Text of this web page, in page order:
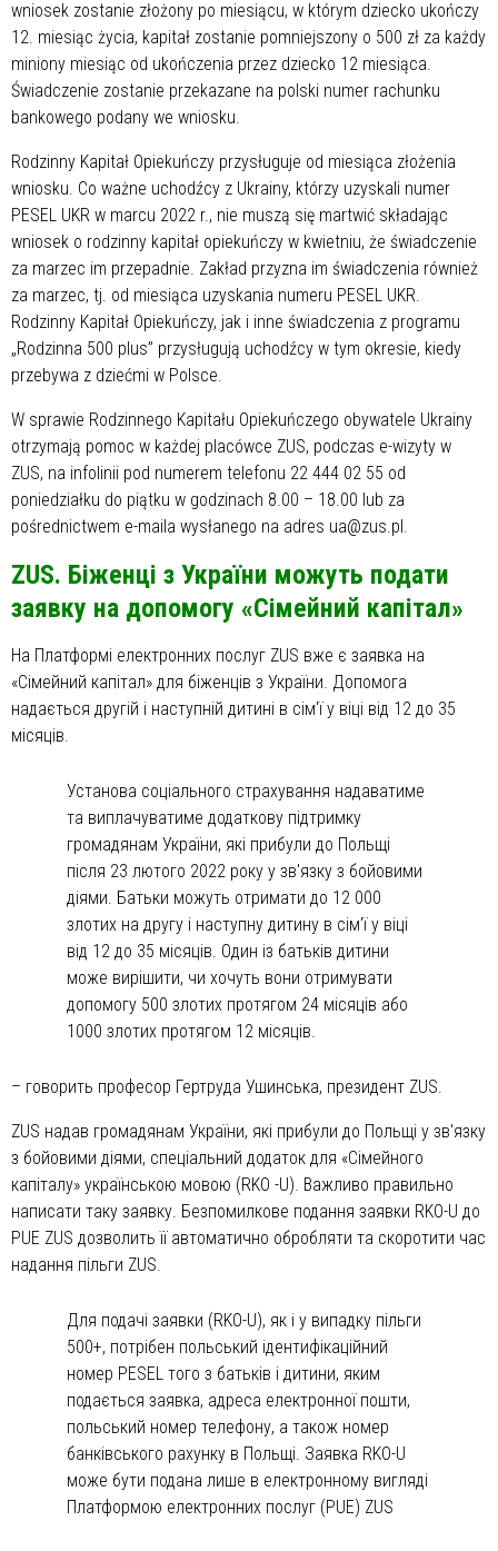
wniosek zostanie złożony po miesiącu, w którym dziecko ukończy
12. miesiąc życia, kapitał zostanie pomniejszony o 500 zł za każdy
miniony miesiąc od ukończenia przez dziecko 12 miesiąca.
Świadczenie zostanie przekazane na polski numer rachunku
bankowego podany we wniosku.
Rodzinny Kapitał Opiekuńczy przysługuje od miesiąca złożenia
wniosku. Co ważne uchodźcy z Ukrainy, którzy uzyskali numer
PESEL UKR w marcu 2022 r., nie muszą się martwić składając
wniosek o rodzinny kapitał opiekuńczy w kwietniu, że świadczenie
za marzec im przepadnie. Zakład przyzna im świadczenia również
za marzec, tj. od miesiąca uzyskania numeru PESEL UKR.
Rodzinny Kapitał Opiekuńczy, jak i inne świadczenia z programu
„Rodzinna 500 plus” przysługują uchodźcy w tym okresie, kiedy
przebywa z dziećmi w Polsce.
W sprawie Rodzinnego Kapitału Opiekuńczego obywatele Ukrainy
otrzymają pomoc w każdej placówce ZUS, podczas e-wizyty w
ZUS, na infolinii pod numerem telefonu 22 444 02 55 od
poniedziałku do piątku w godzinach 8.00 – 18.00 lub za
pośrednictwem e-maila wysłanego na adres ua@zus.pl.
ZUS. Біженці з України можуть подати
заявку на допомогу «Сімейний капітал»
На Платформі електронних послуг ZUS вже є заявка на
«Сімейний капітал» для біженців з України. Допомога
надається другій і наступній дитині в сім'ї у віці від 12 до 35
місяців.
Установа соціального страхування надаватиме
та виплачуватиме додаткову підтримку
громадянам України, які прибули до Польщі
після 23 лютого 2022 року у зв'язку з бойовими
діями. Батьки можуть отримати до 12 000
злотих на другу і наступну дитину в сім'ї у віці
від 12 до 35 місяців. Один із батьків дитини
може вирішити, чи хочуть вони отримувати
допомогу 500 злотих протягом 24 місяців або
1000 злотих протягом 12 місяців.
– говорить професор Гертруда Ушинська, президент ZUS.
ZUS надав громадянам України, які прибули до Польщі у зв'язку
з бойовими діями, спеціальний додаток для «Сімейного
капіталу» українською мовою (RKO -U). Важливо правильно
написати таку заявку. Безпомилкове подання заявки RKO-U до
PUE ZUS дозволить її автоматично обробляти та скоротити час
надання пільги ZUS.
Для подачі заявки (RKO-U), як і у випадку пільги
500+, потрібен польський ідентифікаційний
номер PESEL того з батьків і дитини, яким
подається заявка, адреса електронної пошти,
польський номер телефону, а також номер
банківського рахунку в Польщі. Заявка RKO-U
може бути подана лише в електронному вигляді
Платформою електронних послуг (PUE) ZUS